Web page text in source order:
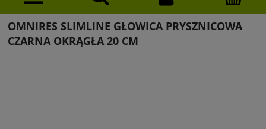
OMNIRES SLIMLINE GŁOWICA PRYSZNICOWA
CZARNA OKRĄGŁA 20 CM